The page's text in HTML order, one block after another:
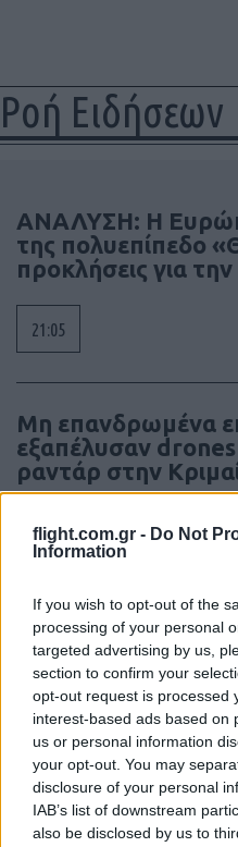
flight.com.gr - Do Not
Information
If you wish to opt-out of the
processing of your personal
targeted advertising by us,
section to confirm your
opt-out request is processed
interest-based ads based on
us or personal information
your opt-out. You may
disclosure of your personal
IAB’s list of downstream
also be disclosed by us to
Ροή Ειδήσεων
ΑΝΑΛΥΣΗ: Η
της πολυεπίπεδο
προκλήσεις για
21:05
Μη επανδρωμένα
εξαπέλυσαν
ραντάρ στην
20:20
ΣΑΝ ΣΗΜΕΡΑ – 26
1822: Μάχη των
Κολοκοτρώνης
H Saab πάει για